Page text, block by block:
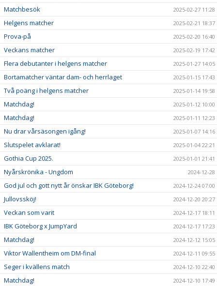
Matchbesök 2025-02-27 11:28
Helgens matcher 2025-02-21 18:37
Prova-på 2025-02-20 16:40
Veckans matcher 2025-02-19 17:42
Flera debutanter i helgens matcher 2025-01-27 14:05
Bortamatcher väntar dam- och herrlaget 2025-01-15 17:43
Två poäng i helgens matcher 2025-01-14 19:58
Matchdag! 2025-01-12 10:00
Matchdag! 2025-01-11 12:23
Nu drar vårsäsongen igång! 2025-01-07 14:16
Slutspelet avklarat! 2025-01-04 22:21
Gothia Cup 2025. 2025-01-01 21:41
Nyårskrönika - Ungdom 2024-12-28
God jul och gott nytt år önskar IBK Göteborg! 2024-12-24 07:00
Jullovssköj! 2024-12-20 20:27
Veckan som varit 2024-12-17 18:11
IBK Göteborg x JumpYard 2024-12-17 17:23
Matchdag! 2024-12-12 15:05
Viktor Wallentheim om DM-final 2024-12-11 09:55
Seger i kvällens match 2024-12-10 22:40
Matchdag! 2024-12-10 17:49